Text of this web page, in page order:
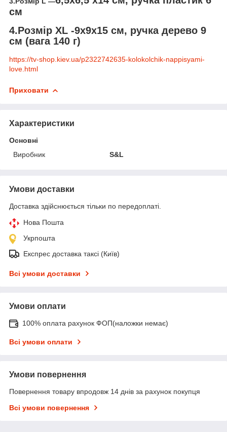
см
4.Розмір XL -9х9х15 см, ручка дерево 9
см (вага 140 г)
https://tv-shop.kiev.ua/p2322742635-kolokolchik-nappisyami-
love.html
Приховати
Характеристики
Основні
Виробник
S&L
Умови доставки
Доставка здійснюється тільки по передоплаті.
Нова Пошта
Укрпошта
Експрес доставка таксі (Київ)
Всі умови доставки
Умови оплати
100% оплата рахунок ФОП(наложки немає)
Всі умови оплати
Умови повернення
Повернення товару впродовж 14 днів за рахунок покупця
Всі умови повернення